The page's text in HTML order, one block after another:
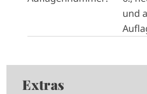
und
Extras